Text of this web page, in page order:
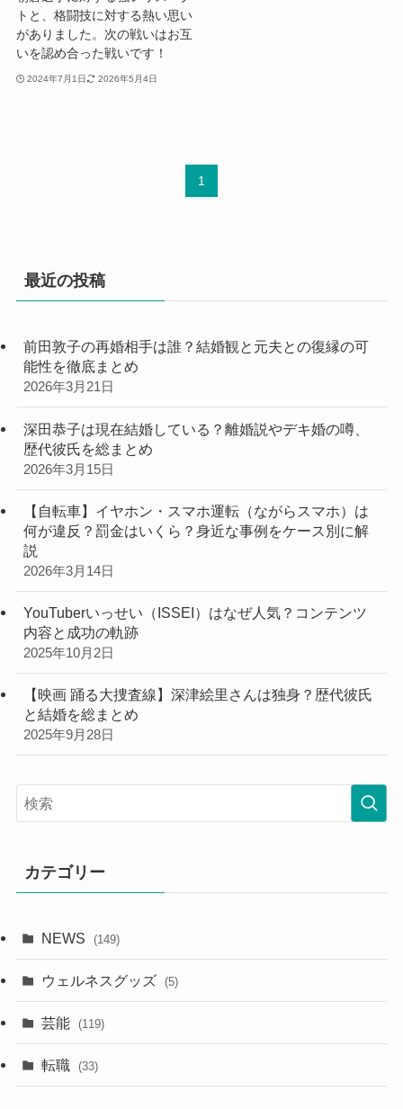
トと、格闘技に対する熱い思い
がありました。次の戦いはお互
いを認め合った戦いです！
2024年7月1日 2026年5月4日
1
最近の投稿
前田敦子の再婚相手は誰？結婚観と元夫との復縁の可
能性を徹底まとめ
2026年3月21日
深田恭子は現在結婚している？離婚説やデキ婚の噂、
歴代彼氏を総まとめ
2026年3月15日
【自転車】イヤホン・スマホ運転（ながらスマホ）は
何が違反？罰金はいくら？身近な事例をケース別に解
説
2026年3月14日
YouTuberいっせい（ISSEI）はなぜ人気？コンテンツ
内容と成功の軌跡
2025年10月2日
【映画 踊る大捜査線】深津絵里さんは独身？歴代彼氏
と結婚を総まとめ
2025年9月28日
カテゴリー
NEWS (149)
ウェルネスグッズ (5)
芸能 (119)
転職 (33)